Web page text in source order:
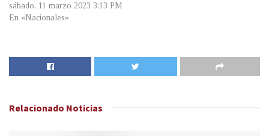
sábado, 11 marzo 2023 3:13 PM
En «Nacionales»
Relacionado Noticias